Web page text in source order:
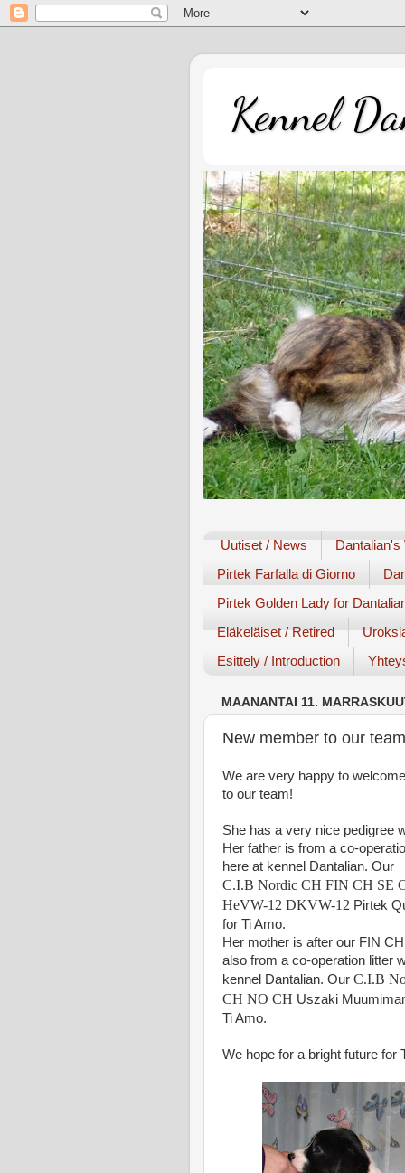
Kennel
Uutiset / News
Dantalian's
Pirtek Farfalla di Giorno
Pirtek Golden Lady for
Eläkeläiset / Retired
Esittely / Introduction
MAANANTAI 11.
New member to our
We are very happy to
to our team!
She has a very nice pedigree
Her father is from a co-
here at kennel Dantalian. Our
C.I.B Nordic CH FIN CH SE
HeVW-12 DKVW-12 Pirtek
for Ti Amo.
Her mother is after our FIN
also from a co-operation litter
kennel Dantalian. Our C.I.B
CH NO CH Uszaki
Ti Amo.
We hope for a bright future for